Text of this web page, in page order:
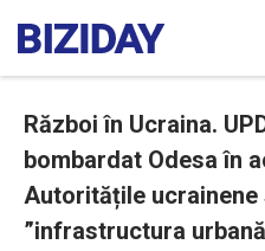
Război în Ucraina.
bombardat Odesa în
Autoritățile
”infrastructura